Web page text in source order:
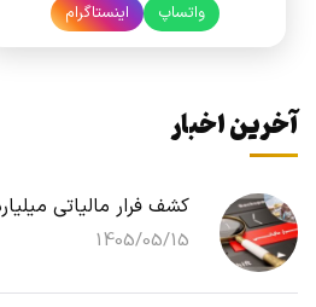
واتساپ اینستاگرام
آخرین اخبار
کشف فرار مالیاتی
1405/05/15